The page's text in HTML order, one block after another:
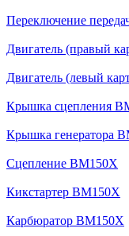
Переключение
Двигатель (правый
Двигатель (левый
Крышка сцепления
Крышка генератора
Сцепление BM150X
Кикстартер BM150X
Карбюратор BM150X